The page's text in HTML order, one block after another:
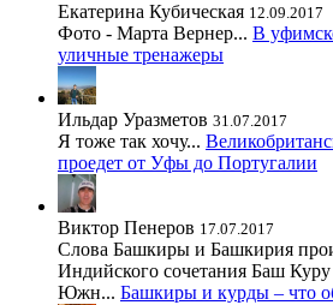
Екатерина Кубическая 12.09.2017
Фото - Марта Вернер... В
уличные тренажеры
Ильдар Уразметов 31.07.2017
Я тоже так хочу...
проедет от Уфы до Португалии
Виктор Пенеров 17.07.2017
Слова Башкиры и Башкирия
Индийского сочетания Баш
Южн... Башкиры и курды – что